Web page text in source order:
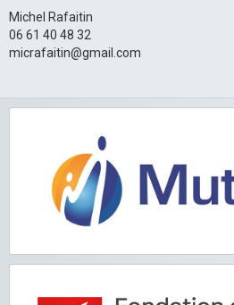
Michel Rafaitin
06 61 40 48 32
micrafaitin@gmail.com